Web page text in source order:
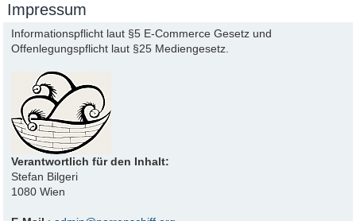
Impressum
Informationspflicht laut §5 E-Commerce Gesetz und
Offenlegungspflicht laut §25 Mediengesetz.
Verantwortlich für den Inhalt:
Stefan Bilgeri
1080 Wien